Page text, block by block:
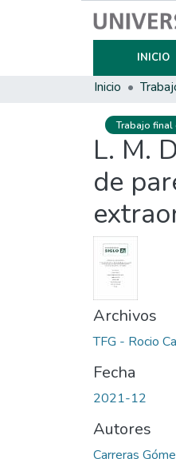
INICIO
Inicio
Trabajo
L. M.
de
Archivos
TFG - Rocio
Fecha
2021-12
Autores
Carreras